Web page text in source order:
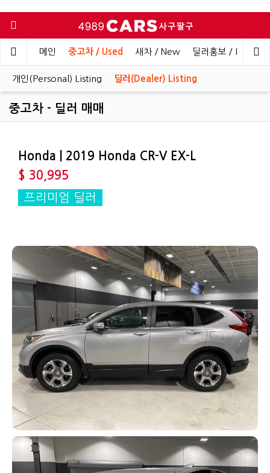
메인 중고차 / Used 새차 / New 딜러홍보 / Dealer
개인(Personal) Listing 딜러(Dealer) Listing
중고차 - 딜러 매매
Honda | 2019 Honda CR-V EX-L
$ 30,995
프리미엄 딜러